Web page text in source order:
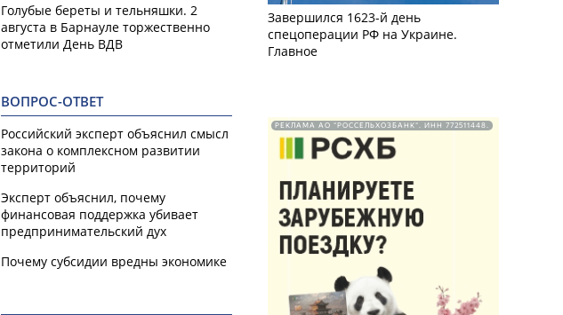
Голубые береты и тельняшки. 2
августа в Барнауле торжественно
отметили День ВДВ
ВОПРОС-ОТВЕТ
Российский эксперт объяснил смысл
закона о комплексном развитии
территорий
Эксперт объяснил, почему
финансовая поддержка убивает
предпринимательский дух
Почему субсидии вредны экономике
Завершился 1623-й день
спецоперации РФ на Украине.
Главное
РЕКЛАМА АО "РОССЕЛЬХОЗБАНК". ИНН 772511448.